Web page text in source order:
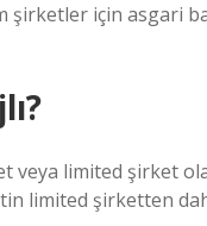
için asgari
limited şirket
limited şirketten